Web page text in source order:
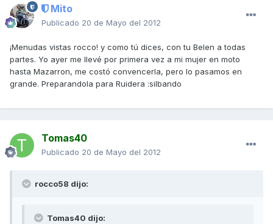
Mito
Publicado 20 de Mayo del 2012
¡Menudas vistas rocco! y como tú dices, con tu Belen a todas
partes. Yo ayer me llevé por primera vez a mi mujer en moto
hasta Mazarron, me costó convencerla, pero lo pasamos en
grande. Preparandola para Ruidera :silbando
Tomas40
Publicado 20 de Mayo del 2012
rocco58 dijo:
Tomas40 dijo: